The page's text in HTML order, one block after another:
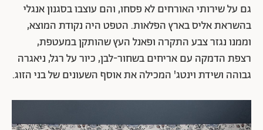
גם על שירותי האורחים לא פסחו, והם עוצבו בסגנון אנגלי
בהשראת אליס בארץ הפלאות. הטפט היה נקודת המוצא,
וממנו נגזר צבע התקרה ופאנל העץ שהותקן במעטפת,
רצפת הדמקה עם אריחים בשחור-לבן, כיור על רגל, ניאגרה
גבוהה ושידת וינטג' המכילה את אוסף השעונים של בני הזוג.